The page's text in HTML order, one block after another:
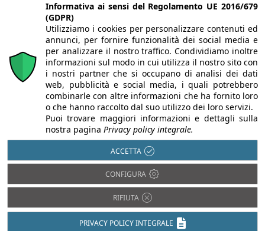
Chi siamo Autori Per la tua pubblicità
Iscriviti alla
newsletter
Infobuild è testata registrata presso il Tribunale di Milano al n° 63
dell’8/3/2013 - ISSN 2282-2267
© 2000-2026 Infoweb srl - P.IVA 13155920153 - Tutti i diritti
riservati |Privacy
Informativa ai sensi del Regolamento UE 2016/679
(GDPR)
Utilizziamo i cookies per personalizzare contenuti ed
annunci, per fornire funzionalità dei social media e
per analizzare il nostro traffico. Condividiamo inoltre
informazioni sul modo in cui utilizza il nostro sito con
i nostri partner che si occupano di analisi dei dati
web, pubblicità e social media, i quali potrebbero
combinarle con altre informazioni che ha fornito loro
o che hanno raccolto dal suo utilizzo dei loro servizi.
Puoi trovare maggiori informazioni e dettagli sulla
nostra pagina Privacy policy integrale.
ACCETTA
CONFIGURA
RIFIUTA
PRIVACY POLICY INTEGRALE